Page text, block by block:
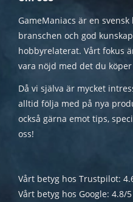
GameManiacs är en
branschen och god
hobbyrelaterat. Vårt fokus
vara nöjd med det du köper
Då vi själva är mycket
alltid följa med på nya
också gärna emot tips,
oss!
Vårt betyg hos Trustpilot:
Vårt betyg hos Google: 4.8/5